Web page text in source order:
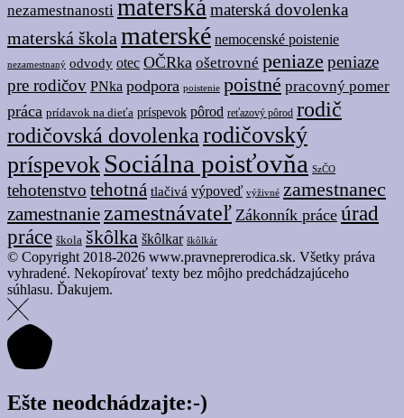
nezamestnanosti materskámaterská dovolenka
materská škola materské nemocenské poistenie
nezamestnaný odvody otec OČRka ošetrovné peniaze peniaze
pre rodičov PNka podpora poistenie poistné pracovný pomer
práca prídavok na dieťa príspevok pôrod reťazový pôrod rodič
rodičovská dovolenka rodičovský
príspevok Sociálna poisťovňa SzČO
tehotenstvo tehotná tlačivá výpoveď výživné zamestnanec
zamestnanie zamestnávateľ Zákonník práce úrad
práce škola škôlka škôlkar škôlkár
© Copyright 2018-2026 www.pravneprerodica.sk. Všetky práva
vyhradené. Nekopírovať texty bez môjho predchádzajúceho
súhlasu. Ďakujem.
Ešte neodchádzajte:-)